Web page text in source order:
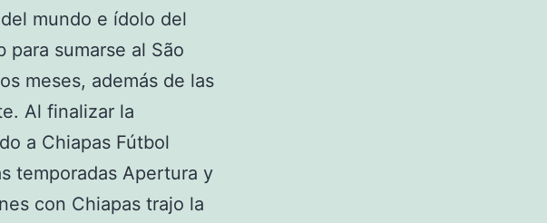
mundo e ídolo del
para sumarse al São
meses, además de las
Al finalizar la
a Chiapas Fútbol
temporadas Apertura y
con Chiapas trajo la